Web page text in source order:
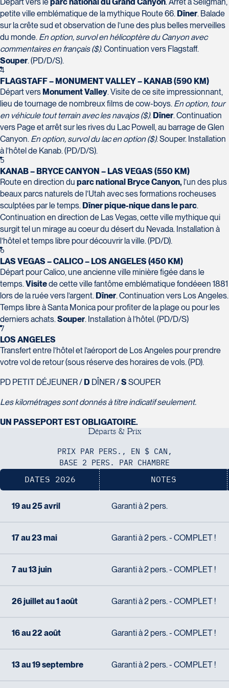
petite ville emblématique de la mythique Route 66. Dîner. Balade
sur la crête sud et observation de l’une des plus belles merveilles
du monde. En option, survol en hélicoptère du Canyon avec
commentaires en français ($). Continuation vers Flagstaff.
Souper. (PD/D/S).
4
FLAGSTAFF – MONUMENT VALLEY – KANAB (590 KM)
Départ vers Monument Valley. Visite de ce site impressionnant,
lieu de tournage de nombreux films de cow-boys. En option, tour
en véhicule tout terrain avec les navajos ($). Dîner. Continuation
vers Page et arrêt sur les rives du Lac Powell, au barrage de Glen
Canyon. En option, survol du lac en option ($). Souper. Installation
à l’hôtel de Kanab. (PD/D/S).
5
KANAB – BRYCE CANYON – LAS VEGAS (550 KM)
Route en direction du parc national Bryce Canyon, l’un des plus
beaux parcs naturels de l’Utah avec ses formations rocheuses
sculptées par le temps. Dîner pique-nique dans le parc.
Continuation en direction de Las Vegas, cette ville mythique qui
surgit tel un mirage au coeur du désert du Nevada. Installation à
l’hôtel et temps libre pour découvrir la ville. (PD/D).
6
LAS VEGAS – CALICO – LOS ANGELES (450 KM)
Départ pour Calico, une ancienne ville minière figée dans le
temps.Visitede cette ville fantôme emblématique fondéeen 1881
lors de la ruée vers l’argent. Dîner. Continuation vers Los Angeles.
Temps libre à Santa Monica pour profiter de la plage ou pour les
derniers achats.Souper. Installation à l’hôtel. (PD/D/S)
7
LOS ANGELES
Transfert entre l’hôtel et l’aéroport de Los Angeles pour prendre
votre vol de retour (sous réserve des horaires de vols. (PD).
PD PETIT DÉJEUNER / D DÎNER /S SOUPER
Les kilométrages sont donnés à titre indicatif seulement.
UN PASSEPORT EST OBLIGATOIRE.
Départs & Prix
PRIX PAR PERS., EN $ CAN,
BASE 2 PERS. PAR CHAMBRE
DATES 2026 NOTES
19 au 25 avril Garanti à 2 pers.
17 au 23 mai Garanti à 2 pers. - COMPLET !
7 au 13 juin Garanti à 2 pers. - COMPLET !
26 juillet au 1 août Garanti à 2 pers. - COMPLET !
16 au 22 août Garanti à 2 pers. - COMPLET !
13 au 19 septembre Garanti à 2 pers. - COMPLET !
Voyages Nouveau-Monde
420 Boulevard Manseau
Joliette
Tél :450-755-5557 / 1-877-751-5557
1460 Chemin Gascon
Terrebonne
J6X 2Z5
Tél :450-964-3574
Voyages des Laurentides
939 Boulevard Albiny-Paquette
Mont-Laurier
J9L 3J1
Tél :819-623-2511 / 1-866-385-2511
Tél :450-688-6211 / 1-888-682-8616
Club Voyages Orientation
1001 Boulevard de Montarville - local 39
Boucherville
J4B 6P5
Tél :450-655-1855 / 1-866-655-5736
Club Voyages Princesse
686 rue Principale
Granby
Tél :450-372-4444
Voyages Action
230 Boulevard Sir-Wilfrid-Laurier
Beloeil
J3G 4G7
Tél :450-464-0363 / 1-800-331-0363
Voyages Boislard Poirier
2840 Boulevard Laframboise
J2S 4Z1
Brossard
Tél :450-465-0620 / 1-844-869-2439
Voyages Granby
Granby
La Forfaiterie Voyages
5401 Boulevard Des Galeries - Local 104
(porte H)
G2K 1N4
Tél :
418-652-2400 / 1-888-848-1518
Le Voyagiste de Québec
3229 Chemin des Quatre-Bourgeois -
Suite 120QuébecG1W 0C1
Tél :418-977-4080 / 1-877-977-4080
Voyages CAA Place de la Cité
2600 Boulevard Laurier #133, Place de la
Cité
Québec
Tél :418-653-9200 / 1-844-869-2439
500 rue Bouvier - Suite 202
418-624-8222 / 1-844-869-2439
Voyages Émotions
G3H 2G2
2700 Boulevard Laurier - Édifice